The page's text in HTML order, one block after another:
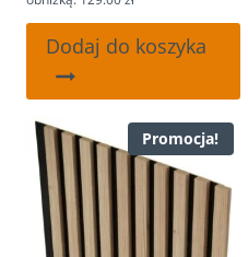
129.00 zł.109.00 zł.
Dodaj do koszyka
Promocja!